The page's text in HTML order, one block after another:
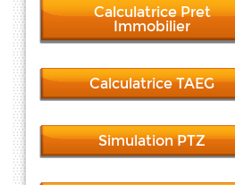
Calculatrice Pret
Immobilier
Calculatrice TAEG
Simulation PTZ